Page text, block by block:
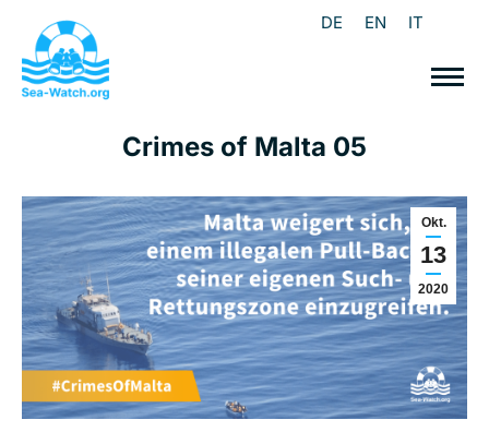
DE EN IT
Crimes of Malta 05
Okt.
13
2020